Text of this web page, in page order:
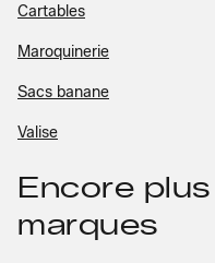
Cartables
Maroquinerie
Sacs banane
Valise
Encore
marques